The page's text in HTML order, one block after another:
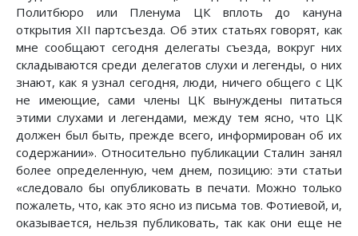
Политбюро или Пленума ЦК вплоть до кануна
открытия XII партсъезда. Об этих статьях говорят, как
мне сообщают сегодня делегаты съезда, вокруг них
складываются среди делегатов слухи и легенды, о них
знают, как я узнал сегодня, люди, ничего общего с ЦК
не имеющие, сами члены ЦК вынуждены питаться
этими слухами и легендами, между тем ясно, что ЦК
должен был быть, прежде всего, информирован об их
содержании». Относительно публикации Сталин занял
более определенную, чем днем, позицию: эти статьи
«следовало бы опубликовать в печати. Можно только
пожалеть, что, как это ясно из письма тов. Фотиевой, и,
оказывается, нельзя публиковать, так как они еще не